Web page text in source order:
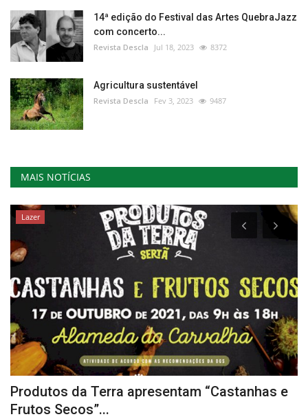
14ª edição do Festival das Artes QuebraJazz
com concerto...
Revista Descla Jul 18, 2023 8372
Agricultura sustentável
Revista Descla Fev 3, 2023 9487
MAIS NOTÍCIAS
Lazer
Produtos da Terra apresentam “Castanhas e
Frutos Secos”...